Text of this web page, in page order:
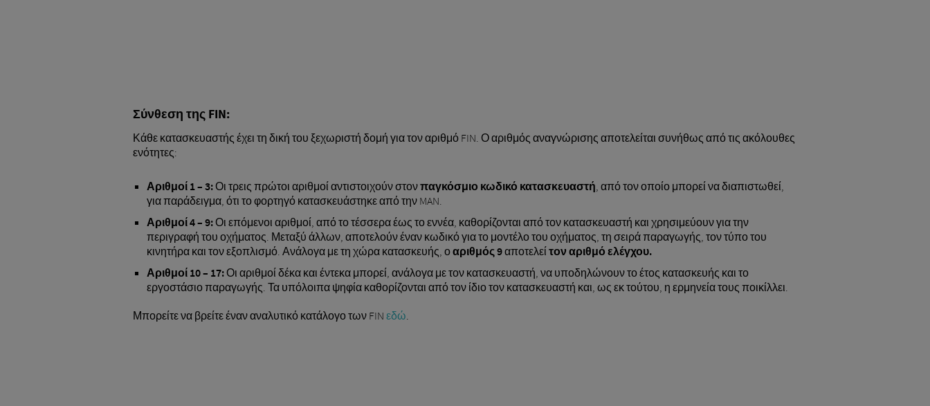
Σύνθεση της FIN:
Κάθε κατασκευαστής έχει τη δική του ξεχωριστή δομή για τον αριθμό FIN. Ο αριθμός αναγνώρισης αποτελείται συνήθως από τις ακόλουθες
ενότητες:
Αριθμοί 1 – 3:Οι τρεις πρώτοι αριθμοί αντιστοιχούν στονπαγκόσμιο κωδικό κατασκευαστή, από τον οποίο μπορεί να διαπιστωθεί,
για παράδειγμα, ότι το φορτηγό κατασκευάστηκε από την MAN.
Αριθμοί 4 – 9:Οι επόμενοι αριθμοί, από το τέσσερα έως το εννέα, καθορίζονται από τον κατασκευαστή και χρησιμεύουν για την
περιγραφή του οχήματος. Μεταξύ άλλων, αποτελούν έναν κωδικό για το μοντέλο του οχήματος, τη σειρά παραγωγής, τον τύπο του
κινητήρα και τον εξοπλισμό. Ανάλογα με τη χώρα κατασκευής, οαριθμός 9αποτελείτον αριθμό ελέγχου.
Αριθμοί 10 – 17:Οι αριθμοί δέκα και έντεκα μπορεί, ανάλογα με τον κατασκευαστή, να υποδηλώνουν το έτος κατασκευής και το
εργοστάσιο παραγωγής. Τα υπόλοιπα ψηφία καθορίζονται από τον ίδιο τον κατασκευαστή και, ως εκ τούτου, η ερμηνεία τους ποικίλλει.
Μπορείτε να βρείτε έναν αναλυτικό κατάλογο των FIN εδώ.